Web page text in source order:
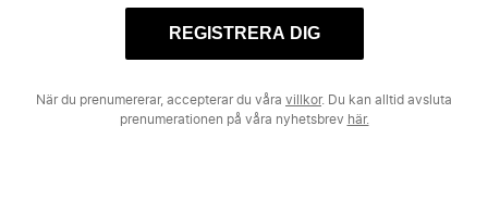
REGISTRERA DIG
När du prenumererar, accepterar du våra villkor. Du kan alltid avsluta
prenumerationen på våra nyhetsbrev här.